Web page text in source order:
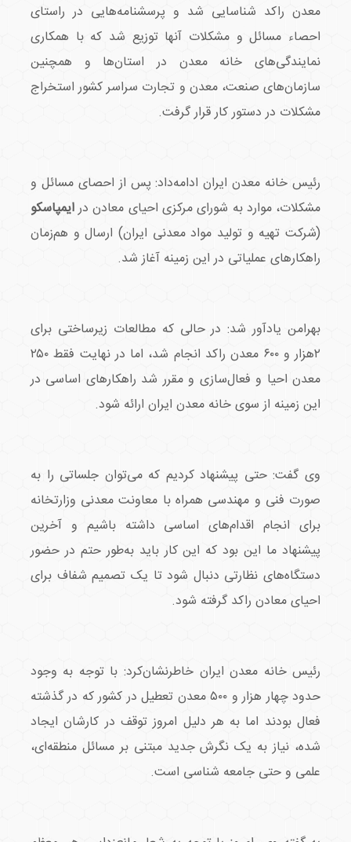
معدن راکد شناسایی شد و پرسشنامه‌هایی در راستای
احصاء مسائل و مشکلات آنها توزیع شد که با همکاری
نمایندگی‌های خانه معدن در استان‌ها و همچنین
سازمان‌های صنعت، معدن و تجارت سراسر کشور استخراج
مشکلات در دستور کار قرار گرفت.
رئیس خانه معدن ایران ادامه‌داد: پس از احصای مسائل و
مشکلات، موارد به شورای مرکزی احیای معادن درایمپاسکو
(شرکت تهیه و تولید مواد معدنی ایران) ارسال و هم‌زمان
راهکارهای عملیاتی در این زمینه آغاز شد.
بهرامن یادآور شد: در حالی که مطالعات زیرساختی برای
۲هزار و ۶۰۰ معدن راکد انجام شد، اما در نهایت فقط ۲۵۰
معدن احیا و فعال‌سازی و مقرر شد راهکارهای اساسی در
این زمینه از سوی خانه معدن ایران ارائه شود.
وی گفت: حتی پیشنهاد کردیم که می‌توان جلساتی را به
صورت فنی و مهندسی همراه با معاونت معدنی وزارتخانه
برای انجام اقدام‌های اساسی داشته باشیم و آخرین
پیشنهاد ما این بود که این کار باید به‌طور حتم در حضور
دستگاه‌های نظارتی دنبال شود تا یک تصمیم شفاف برای
احیای معادن راکد گرفته شود.
رئیس خانه معدن ایران خاطرنشان‌کرد: با توجه به وجود
حدود چهار هزار و ۵۰۰ معدن تعطیل در کشور که در گذشته
فعال بودند اما به هر دلیل امروز توقف در کارشان ایجاد
شده، نیاز به یک نگرش جدید مبتنی بر مسائل منطقه‌ای،
علمی و حتی جامعه شناسی است.